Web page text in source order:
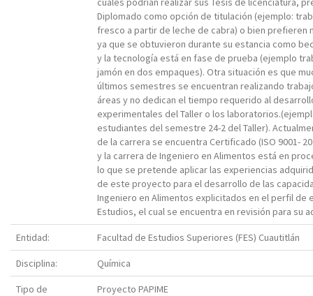
Diplomado como opción de titulación (ejemplo:
fresco a partir de leche de cabra) o bien prefieren
ya que se obtuvieron durante su estancia como
y la tecnología está en fase de prueba (ejemplo
jamón en dos empaques). Otra situación es que
últimos semestres se encuentran realizando
áreas y no dedican el tiempo requerido al
experimentales del Taller o los
estudiantes del semestre 24-2 del Taller).
de la carrera se encuentra Certificado (ISO 9001-
y la carrera de Ingeniero en Alimentos está en
lo que se pretende aplicar las experiencias
de este proyecto para el desarrollo de las
Ingeniero en Alimentos explicitados en el perfil de
Estudios, el cual se encuentra en revisión para su
Entidad: Facultad de Estudios Superiores (FES) Cuautitlán
Disciplina: Química
Tipo de
Proyecto PAPIME